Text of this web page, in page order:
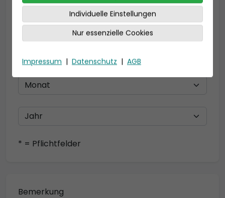
Geburtsdatum
* = Pflichtfelder
Bemerkung
Individuelle Einstellungen
Nur essenzielle Cookies
Impressum | Datenschutz | AGB